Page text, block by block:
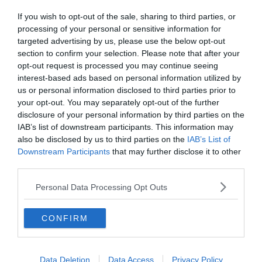
If you wish to opt-out of the sale, sharing to third parties, or
processing of your personal or sensitive information for
targeted advertising by us, please use the below opt-out
section to confirm your selection. Please note that after your
opt-out request is processed you may continue seeing
interest-based ads based on personal information utilized by
us or personal information disclosed to third parties prior to
your opt-out. You may separately opt-out of the further
disclosure of your personal information by third parties on the
IAB’s list of downstream participants. This information may
also be disclosed by us to third parties on the IAB’s List of
Downstream Participants that may further disclose it to other
Personal Data Processing Opt Outs
CONFIRM
Data Deletion Data Access Privacy Policy
Az olasz válogatott képviselői találkozót kértek a klub
vezérigazgatójától, de a korábbi Inter nevelés Instagram
posztjában biztosított mindenkit, hogy mennyire imádja a klubot.
“Mint amikor szerelembe esel,” írta Zaniolo. “Jól érzed magad vele,
a legjobbat hozza ki belőled, és vele akarsz lenni.”
“Ugyan az a helyzet. Tényleg, imádom ezt a mezt.”